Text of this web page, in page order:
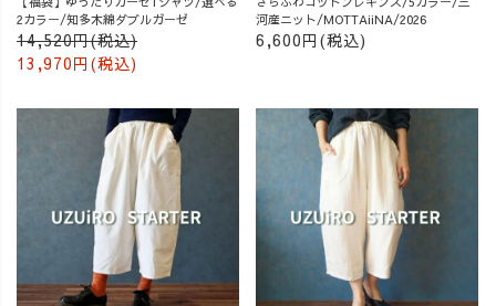
2カラー/知多木綿ダブルガーゼ
14,520円(税込)
13,970円(税込)
河産ニット/MOTTAiiNA/2026
6,600円(税込)